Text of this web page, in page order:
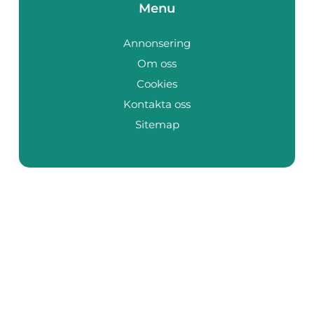
Menu
Annonsering
Om oss
Cookies
Kontakta oss
Sitemap